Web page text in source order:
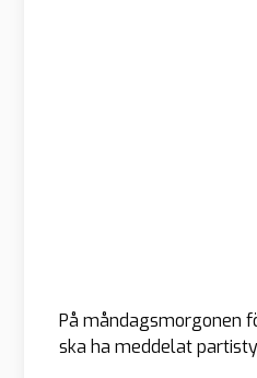
På måndagsmorgonen
ska ha meddelat